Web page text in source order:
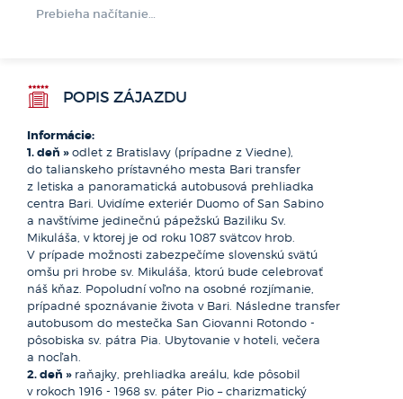
Prebieha načítanie…
Tento hotel si práve {looking}
POPIS ZÁJAZDU
Informácie:
1. deň »odlet z Bratislavy (prípadne z Viedne),
do talianskeho prístavného mesta Bari transfer
z letiska a panoramatická autobusová prehliadka
centra Bari. Uvidíme exteriér Duomo of San Sabino
a navštívime jedinečnú pápežskú Baziliku Sv.
Mikuláša, v ktorej je od roku 1087 svätcov hrob.
V prípade možnosti zabezpečíme slovenskú svätú
omšu pri hrobe sv. Mikuláša, ktorú bude celebrovať
náš kňaz. Popoludní voľno na osobné rozjímanie,
prípadné spoznávanie života v Bari. Následne transfer
autobusom do mestečka San Giovanni Rotondo -
pôsobiska sv. pátra Pia. Ubytovanie v hoteli, večera
a nocľah.
2. deň »raňajky, prehliadka areálu, kde pôsobil
v rokoch 1916 - 1968 sv. páter Pio – charizmatický